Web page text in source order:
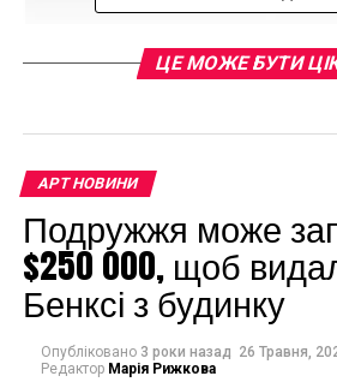
Шедевры из страусиных яиц от Джил Батл
Читайте также:
ЦЕ МОЖЕ БУТИ
АРТ НОВИНИ
Подружжя може
$250 000, щоб
Бенксі з будинку
Опубліковано 3 роки назад 26 Травня,
Редактор Марія Рижкова